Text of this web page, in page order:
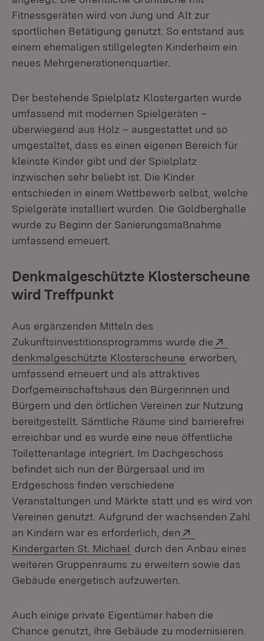
Fitnessgeräten wird von Jung und Alt zur
sportlichen Betätigung genutzt. So entstand aus
einem ehemaligen stillgelegten Kinderheim ein
neues Mehrgenerationenquartier.
Der bestehende Spielplatz Klostergarten wurde
umfassend mit modernen Spielgeräten –
überwiegend aus Holz – ausgestattet und so
umgestaltet, dass es einen eigenen Bereich für
kleinste Kinder gibt und der Spielplatz
inzwischen sehr beliebt ist. Die Kinder
entschieden in einem Wettbewerb selbst, welche
Spielgeräte installiert wurden. Die Goldberghalle
wurde zu Beginn der Sanierungsmaßnahme
umfassend erneuert.
Denkmalgeschützte Klosterscheune
wird Treffpunkt
Aus ergänzenden Mitteln des
Zukunftsinvestitionsprogramms wurde die
denkmalgeschützte Klosterscheune (Öffnet in
erworben,
umfassend erneuert und als attraktives
Dorfgemeinschaftshaus den Bürgerinnen und
Bürgern und den örtlichen Vereinen zur Nutzung
bereitgestellt. Sämtliche Räume sind barrierefrei
erreichbar und es wurde eine neue öffentliche
Toilettenanlage integriert. Im Dachgeschoss
befindet sich nun der Bürgersaal und im
Erdgeschoss finden verschiedene
Veranstaltungen und Märkte statt und es wird von
Vereinen genutzt. Aufgrund der wachsenden Zahl
an Kindern war es erforderlich, den
Kindergarten St. Michael (Öffnet in neuem Fenster)
durch den Anbau eines
weiteren Gruppenraums zu erweitern sowie das
Gebäude energetisch aufzuwerten.
Auch einige private Eigentümer haben die
Chance genutzt, ihre Gebäude zu modernisieren.